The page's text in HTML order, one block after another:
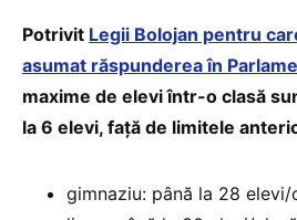
Potrivit Legii Bolojan pentru
asumat răspunderea în
maxime de elevi într-o clasă
la 6 elevi, față de limitele
gimnaziu: până la 28 elevi/